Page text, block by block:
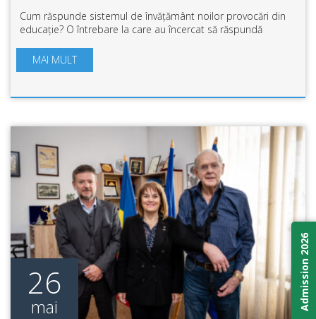
Cum răspunde sistemul de învățământ noilor provocări din
educație? O întrebare la care au încercat să răspundă
străinătate în cadrul ...
MAI MULT
26
mai Admission 2026